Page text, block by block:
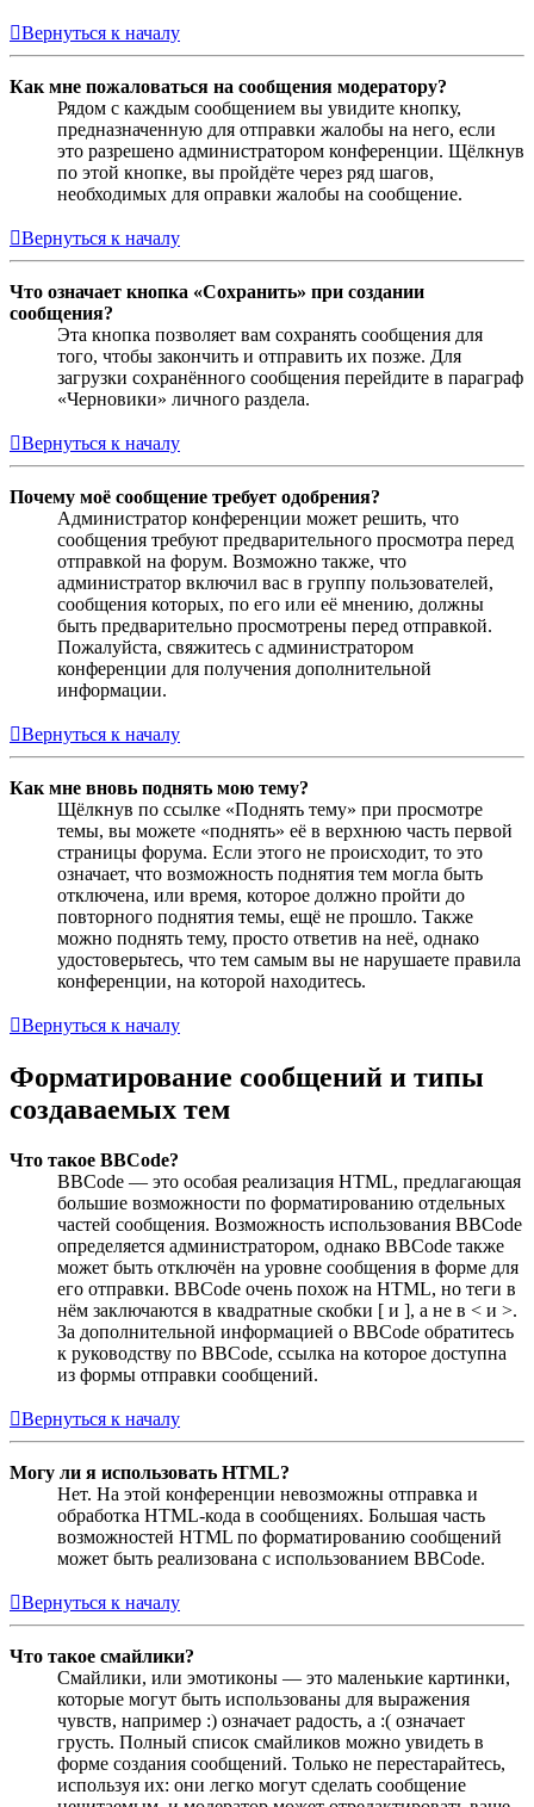
Вернуться к началу
Как мне пожаловаться на сообщения модератору?
Рядом с каждым сообщением вы увидите кнопку,
предназначенную для отправки жалобы на него, если
это разрешено администратором конференции. Щёлкнув
по этой кнопке, вы пройдёте через ряд шагов,
необходимых для оправки жалобы на сообщение.
Вернуться к началу
Что означает кнопка «Сохранить» при создании
сообщения?
Эта кнопка позволяет вам сохранять сообщения для
того, чтобы закончить и отправить их позже. Для
загрузки сохранённого сообщения перейдите в параграф
«Черновики» личного раздела.
Вернуться к началу
Почему моё сообщение требует одобрения?
Администратор конференции может решить, что
сообщения требуют предварительного просмотра перед
отправкой на форум. Возможно также, что
администратор включил вас в группу пользователей,
сообщения которых, по его или её мнению, должны
быть предварительно просмотрены перед отправкой.
Пожалуйста, свяжитесь с администратором
конференции для получения дополнительной
информации.
Вернуться к началу
Как мне вновь поднять мою тему?
Щёлкнув по ссылке «Поднять тему» при просмотре
темы, вы можете «поднять» её в верхнюю часть первой
страницы форума. Если этого не происходит, то это
означает, что возможность поднятия тем могла быть
отключена, или время, которое должно пройти до
повторного поднятия темы, ещё не прошло. Также
можно поднять тему, просто ответив на неё, однако
удостоверьтесь, что тем самым вы не нарушаете правила
конференции, на которой находитесь.
Вернуться к началу
Форматирование сообщений и типы
создаваемых тем
Что такое BBCode?
BBCode — это особая реализация HTML, предлагающая
большие возможности по форматированию отдельных
частей сообщения. Возможность использования BBCode
определяется администратором, однако BBCode также
может быть отключён на уровне сообщения в форме для
его отправки. BBCode очень похож на HTML, но теги в
нём заключаются в квадратные скобки [ и ], а не в < и >.
За дополнительной информацией о BBCode обратитесь
к руководству по BBCode, ссылка на которое доступна
из формы отправки сообщений.
Вернуться к началу
Могу ли я использовать HTML?
Нет. На этой конференции невозможны отправка и
обработка HTML-кода в сообщениях. Большая часть
возможностей HTML по форматированию сообщений
может быть реализована с использованием BBCode.
Вернуться к началу
Что такое смайлики?
Смайлики, или эмотиконы — это маленькие картинки,
которые могут быть использованы для выражения
чувств, например :) означает радость, а :( означает
грусть. Полный список смайликов можно увидеть в
форме создания сообщений. Только не перестарайтесь,
используя их: они легко могут сделать сообщение